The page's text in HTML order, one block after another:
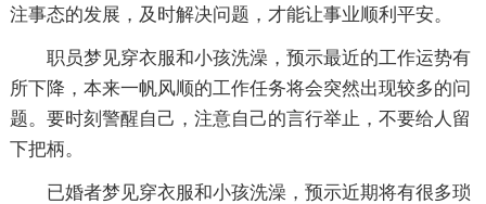
注事态的发展，及时解决问题，才能让事业顺利平安。
职员梦见穿衣服和小孩洗澡，预示最近的工作运势有
所下降，本来一帆风顺的工作任务将会突然出现较多的问
题。要时刻警醒自己，注意自己的言行举止，不要给人留
下把柄。
已婚者梦见穿衣服和小孩洗澡，预示近期将有很多琐